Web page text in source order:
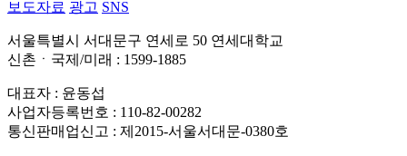
보도자료 광고 SNS
서울특별시 서대문구 연세로 50 연세대학교
신촌ㆍ국제/미래 : 1599-1885
대표자 : 윤동섭
사업자등록번호 : 110-82-00282
통신판매업신고 : 제2015-서울서대문-0380호